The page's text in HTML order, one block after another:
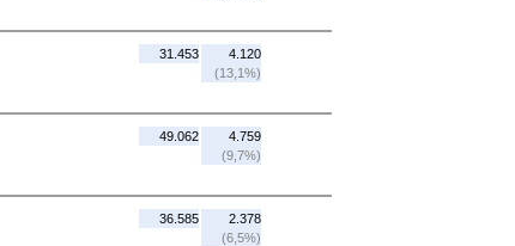
31.453
4.120
(13,1%)
49.062
4.759
(9,7%)
36.585
2.378
(6,5%)